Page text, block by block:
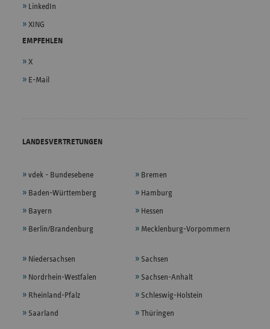
LinkedIn
XING
EMPFEHLEN
X
E-Mail
LANDESVERTRETUNGEN
vdek - Bundesebene
Baden-Württemberg
Bayern
Berlin/Brandenburg
Bremen
Hamburg
Hessen
Mecklenburg-Vorpommern
Niedersachsen
Nordrhein-Westfalen
Rheinland-Pfalz
Saarland
Sachsen
Sachsen-Anhalt
Schleswig-Holstein
Thüringen